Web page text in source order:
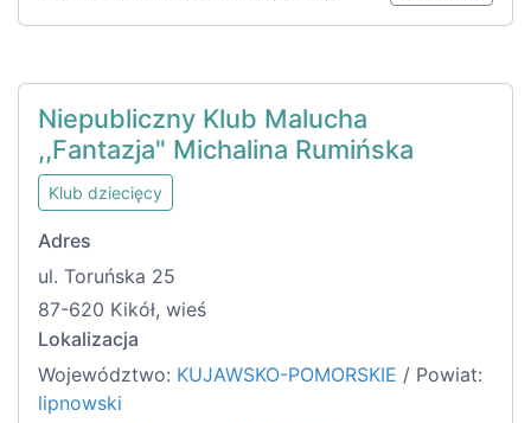
Niepubliczny Klub Malucha
,,Fantazja" Michalina Rumińska
Klub dziecięcy
Adres
ul. Toruńska 25
87-620 Kikół, wieś
Lokalizacja
Województwo: KUJAWSKO-POMORSKIE / Powiat:
lipnowski